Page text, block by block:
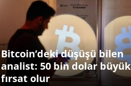
Bitcoin’deki düşüşü bilen
analist: 50 bin dolar büyük
fırsat olur